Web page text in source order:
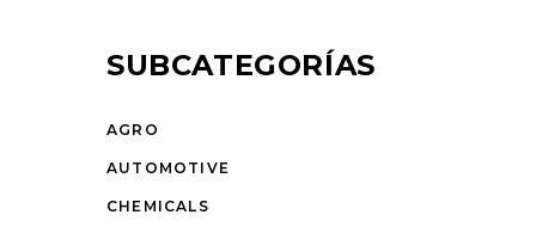
SUBCATEGORÍAS
AGRO
AUTOMOTIVE
CHEMICALS